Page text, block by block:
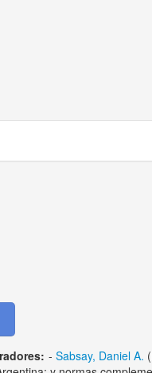
- Sabsay, Daniel A.